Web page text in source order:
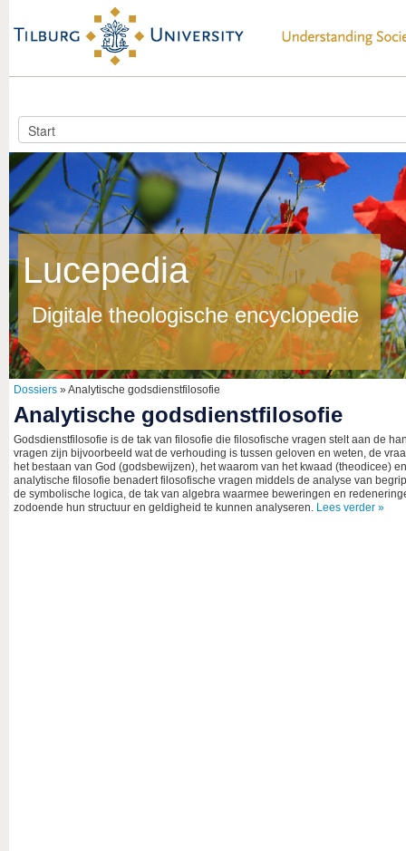
Lucepedia
Digitale theologische encyclopedie
Dossiers » Analytische godsdienstfilosofie
Analytische godsdienstfilosofie
Godsdienstfilosofie is de tak van filosofie die filosofische vragen stelt aan de
vragen zijn bijvoorbeeld wat de verhouding is tussen geloven en weten, de
het bestaan van God (godsbewijzen), het waarom van het kwaad (theodicee)
analytische filosofie benadert filosofische vragen middels de analyse van
de symbolische logica, de tak van algebra waarmee beweringen en
zodoende hun structuur en geldigheid te kunnen analyseren. Lees verder »